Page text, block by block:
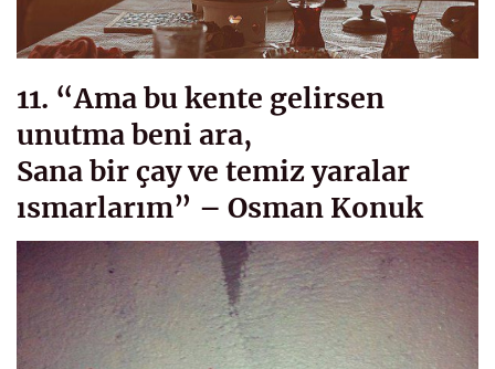
11. “Ama bu kente gelirsen
unutma beni ara,
Sana bir çay ve temiz yaralar
ısmarlarım” – Osman Konuk